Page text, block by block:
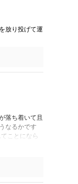
放り投げて運
落ち着いて且
なるかです
ことになら